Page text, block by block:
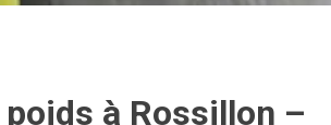
à Rossillon –